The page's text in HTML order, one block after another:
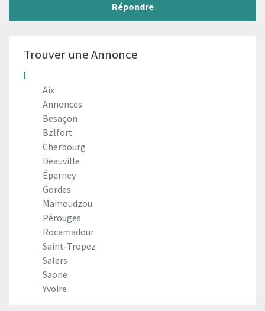
Répondre
Trouver une Annonce
Aix
Annonces
Besaçon
Bzlfort
Cherbourg
Deauville
Éperney
Gordes
Mamoudzou
Pérouges
Rocamadour
Saint-Tropez
Salers
Saone
Yvoire